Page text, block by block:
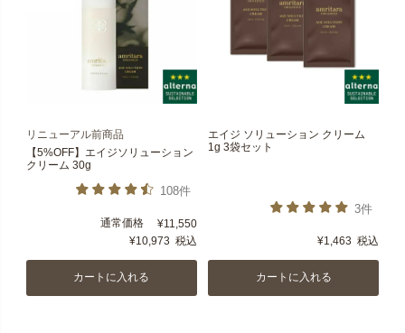
リニューアル前商品
【5%OFF】エイジソリューション
クリーム 30g
108件
通常価格 ¥11,550
¥10,973 税込
カートに入れる
エイジ ソリューション クリーム
1g 3袋セット
3件
¥1,463 税込
カートに入れる